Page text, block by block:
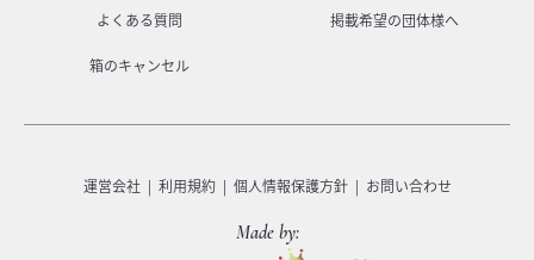
よくある質問 掲載希望の団体様へ
箱のキャンセル
運営会社 利用規約 個人情報保護方針 お問い合わせ
Made by: